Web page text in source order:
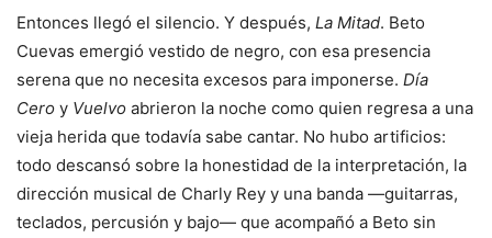
Entonces llegó el silencio. Y después, La Mitad. Beto
Cuevas emergió vestido de negro, con esa presencia
serena que no necesita excesos para imponerse. Día
Cero y Vuelvo abrieron la noche como quien regresa a una
vieja herida que todavía sabe cantar. No hubo artificios:
todo descansó sobre la honestidad de la interpretación, la
dirección musical de Charly Rey y una banda —guitarras,
teclados, percusión y bajo— que acompañó a Beto sin